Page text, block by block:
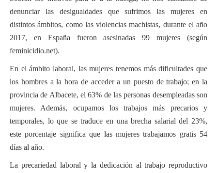
denunciar las desigualdades que sufrimos las mujeres en
distintos ámbitos, como las violencias machistas, durante el año
2017, en España fueron asesinadas 99 mujeres (según
feminicidio.net).
En el ámbito laboral, las mujeres tenemos más dificultades que
los hombres a la hora de acceder a un puesto de trabajo; en la
provincia de Albacete, el 63% de las personas desempleadas son
mujeres. Además, ocupamos los trabajos más precarios y
temporales, lo que se traduce en una brecha salarial del 23%,
este porcentaje significa que las mujeres trabajamos gratis 54
días al año.
La precariedad laboral y la dedicación al trabajo reproductivo